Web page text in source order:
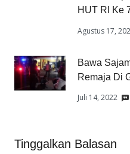
HUT RI Ke
Agustus 17,
Bawa
Remaja Di
Juli 14, 2022
Tinggalkan Balasan